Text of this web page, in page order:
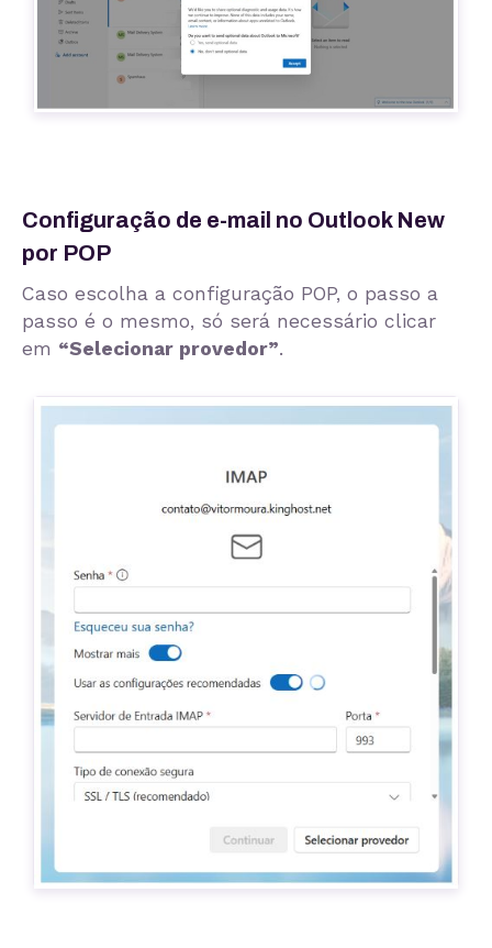
Configuração de e-mail no Outlook New
por POP
Caso escolha a configuração POP, o passo a
passo é o mesmo, só será necessário clicar
em “Selecionar provedor”.